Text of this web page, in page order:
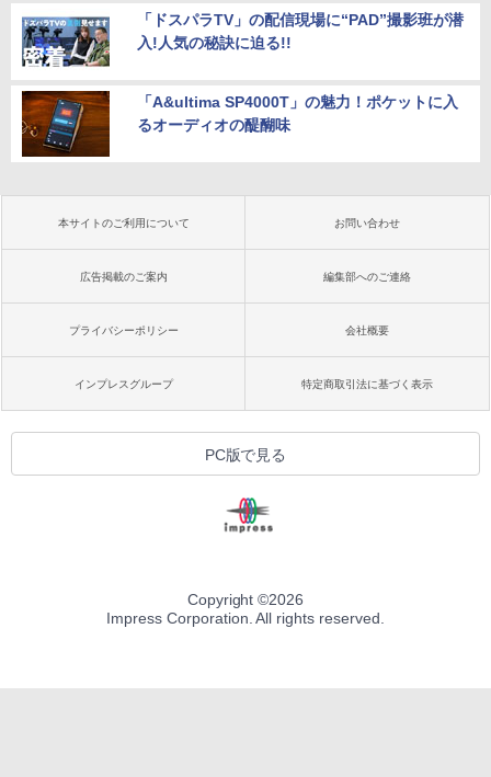
「ドスパラTV」の配信現場に“PAD”撮影班が潜
入!人気の秘訣に迫る!!
「A&ultima SP4000T」の魅力！ポケットに入
るオーディオの醍醐味
本サイトのご利用について お問い合わせ
広告掲載のご案内 編集部へのご連絡
プライバシーポリシー 会社概要
インプレスグループ 特定商取引法に基づく表示
PC版で見る
Copyright ©2026
Impress Corporation. All rights reserved.